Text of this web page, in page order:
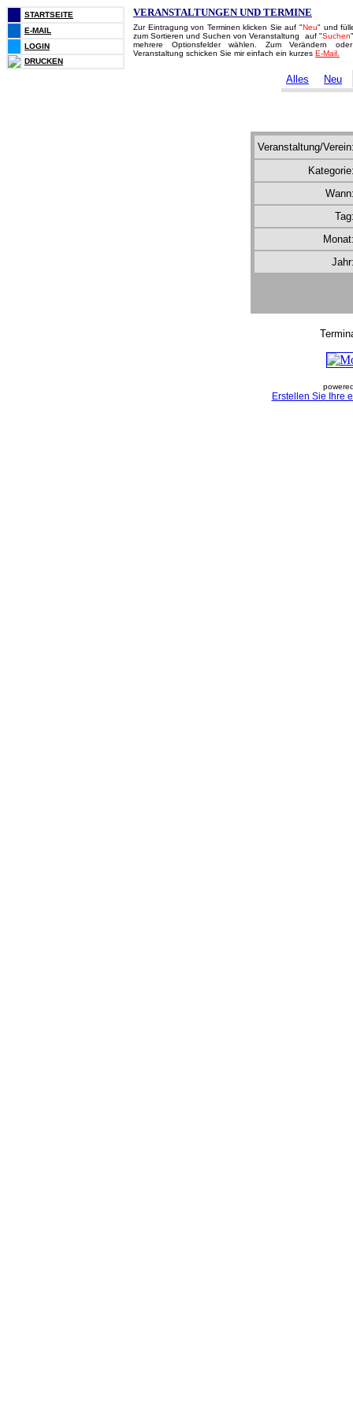
STARTSEITE
E-MAIL
LOGIN
DRUCKEN
VERANSTALTUNGEN UND TERMINE
Zur Eintragung von Terminen klicken Sie auf "Neu" und
zum Sortieren und Suchen von Veranstaltung auf "Suchen
mehrere Optionsfelder wählen. Zum Verändern
Veranstaltung schicken Sie mir einfach ein kurzes E-Mail.
Alles Neu
Veranstaltung/
Erstellen Sie Ihre